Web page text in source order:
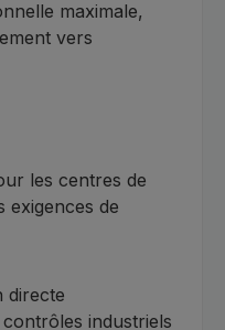
maximale,
vers
les centres de
exigences de
directe
contrôles industriels